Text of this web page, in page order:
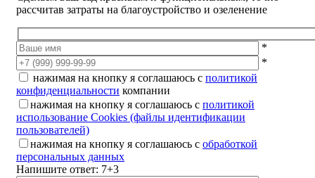
рассчитав затраты на благоустройство и озеленение
*
*
нажимая на кнопку я соглашаюсь с политикой
конфиденциальности компании
нажимая на кнопку я соглашаюсь с политикой
использование Cookies (файлы идентификации
пользователей)
нажимая на кнопку я соглашаюсь с обработкой
персональных данных
Напишите ответ: 7+3